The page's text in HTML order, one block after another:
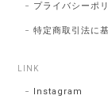
プライバシーポ
特定商取引法に
LINK
Instagram